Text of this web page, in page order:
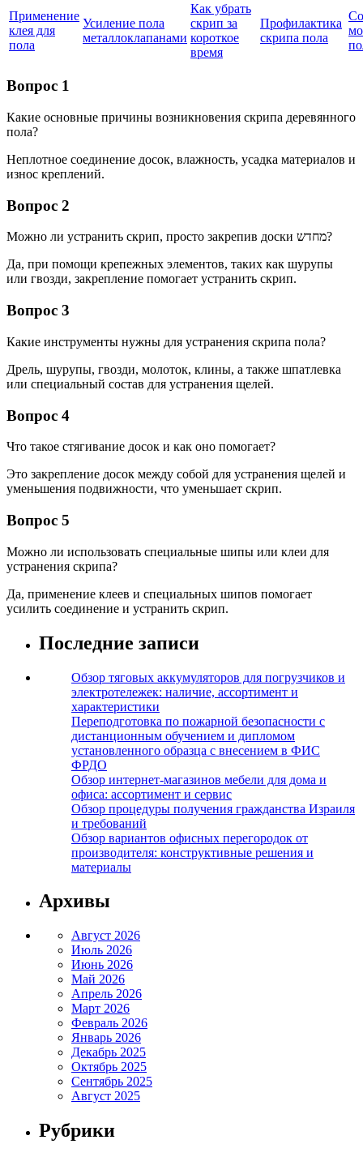
Применение
клея для
пола
Усиление пола
металлоклапанами
Как убрать
скрип за
короткое
время
Профилактика
скрипа пола
Вопрос 1
Какие основные причины возникновения скрипа деревянного
пола?
Неплотное соединение досок, влажность, усадка материалов и
износ креплений.
Вопрос 2
Можно ли устранить скрип, просто закрепив доски מחדש?
Да, при помощи крепежных элементов, таких как шурупы
или гвозди, закрепление помогает устранить скрип.
Вопрос 3
Какие инструменты нужны для устранения скрипа пола?
Дрель, шурупы, гвозди, молоток, клины, а также шпатлевка
или специальный состав для устранения щелей.
Вопрос 4
Что такое стягивание досок и как оно помогает?
Это закрепление досок между собой для устранения щелей и
уменьшения подвижности, что уменьшает скрип.
Вопрос 5
Можно ли использовать специальные шипы или клеи для
устранения скрипа?
Да, применение клеев и специальных шипов помогает
усилить соединение и устранить скрип.
Последние записи
Обзор тяговых аккумуляторов для погрузчиков и
электротележек: наличие, ассортимент и
характеристики
Переподготовка по пожарной безопасности с
дистанционным обучением и дипломом
установленного образца с внесением в ФИС
ФРДО
Обзор интернет-магазинов мебели для дома и
офиса: ассортимент и сервис
Обзор процедуры получения гражданства Израиля
и требований
Обзор вариантов офисных перегородок от
производителя: конструктивные решения и
материалы
Архивы
Август 2026
Июль 2026
Июнь 2026
Май 2026
Апрель 2026
Март 2026
Февраль 2026
Январь 2026
Декабрь 2025
Октябрь 2025
Сентябрь 2025
Август 2025
Рубрики